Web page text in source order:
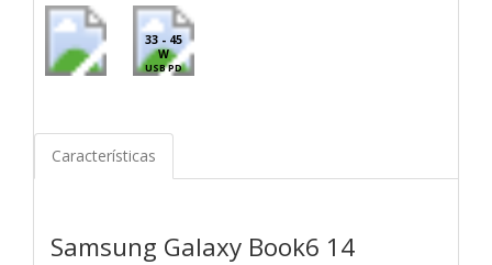
33 - 45
W
USB PD
Características
Samsung Galaxy Book6 14